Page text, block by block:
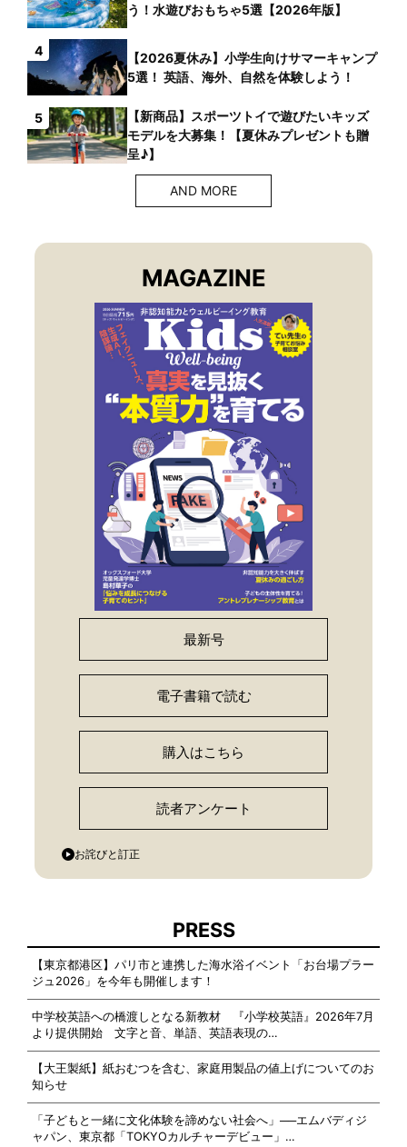
う！水遊びおもちゃ5選【2026年版】
4
【2026夏休み】小学生向けサマーキャンプ
5選！ 英語、海外、自然を体験しよう！
5
【新商品】スポーツトイで遊びたいキッズ
モデルを大募集！【夏休みプレゼントも贈
呈♪】
AND MORE
MAGAZINE
最新号
電子書籍で読む
購入はこちら
読者アンケート
お詫びと訂正
PRESS
【東京都港区】パリ市と連携した海水浴イベント「お台場プラー
ジュ2026」を今年も開催します！
中学校英語への橋渡しとなる新教材 『小学校英語』2026年7月
より提供開始 文字と音、単語、英語表現の…
【大王製紙】紙おむつを含む、家庭用製品の値上げについてのお
知らせ
「子どもと一緒に文化体験を諦めない社会へ」──エムバディジ
ャパン、東京都「TOKYOカルチャーデビュー」…